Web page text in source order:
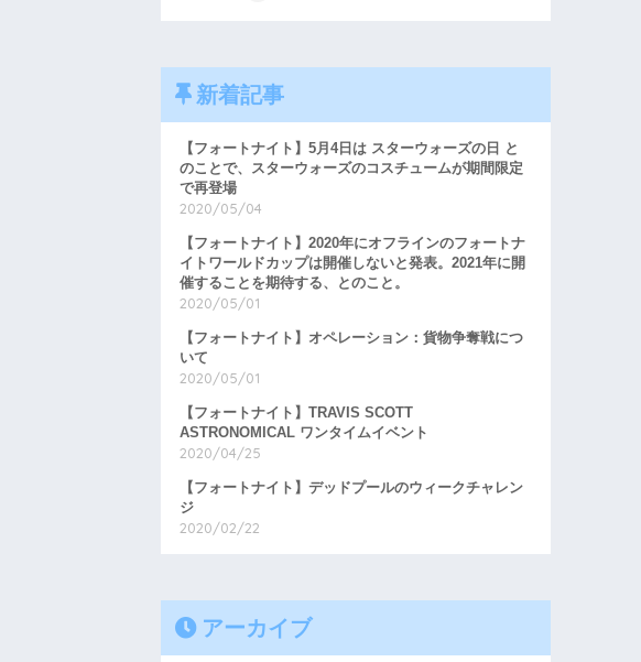
新着記事
【フォートナイト】5月4日は スターウォーズの日 と
のことで、スターウォーズのコスチュームが期間限定
で再登場
2020/05/04
【フォートナイト】2020年にオフラインのフォートナ
イトワールドカップは開催しないと発表。2021年に開
催することを期待する、とのこと。
2020/05/01
【フォートナイト】オペレーション：貨物争奪戦につ
いて
2020/05/01
【フォートナイト】TRAVIS SCOTT
ASTRONOMICAL ワンタイムイベント
2020/04/25
【フォートナイト】デッドプールのウィークチャレン
ジ
2020/02/22
アーカイブ